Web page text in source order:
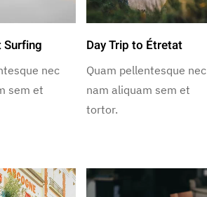
Surfing
nec
sem et
Day Trip to Étretat
Quam pellentesque nec
nam aliquam sem et
tortor.